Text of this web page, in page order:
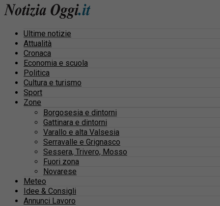
Ultime notizie
Attualità
Cronaca
Economia e scuola
Politica
Cultura e turismo
Sport
Zone
Borgosesia e dintorni
Gattinara e dintorni
Varallo e alta Valsesia
Serravalle e Grignasco
Sessera, Trivero, Mosso
Fuori zona
Novarese
Meteo
Idee & Consigli
Annunci Lavoro